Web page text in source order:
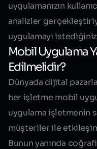
uygulamanızın
analizler
uygulamayı
Mobil Uygulama
Edilmelidir?
Dünyada dijital
her işletme mobil
uygulama işletmenin
müşteriler ile
Bunun yanında